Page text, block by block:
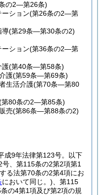
の2―第26条)
ション(第26条の2―第
導(第29条―第30条の2)
ション(第36条の2―第
護(第40条―第58条)
護(第59条―第69条)
生活介護(第70条―第80
第80条の2―第85条)
売(第86条―第88条の2)
成9年法律第123号。以下
、第115条の2第2項第1
る法第70条の2第4項にお
において同じ。) 、第115
の4第1項及び第2項の規